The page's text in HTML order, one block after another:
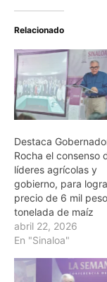
Relacionado
Destaca
Rocha el consenso
líderes agrícolas y
gobierno, para
precio de 6 mil
tonelada de maíz
abril 22, 2026
En "Sinaloa"